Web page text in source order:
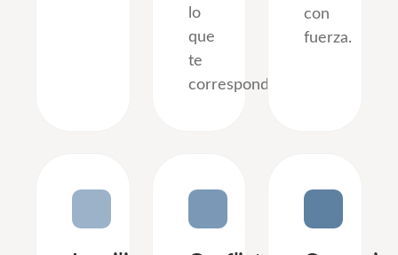
lo
que
te
corresponde.
con
fuerza.